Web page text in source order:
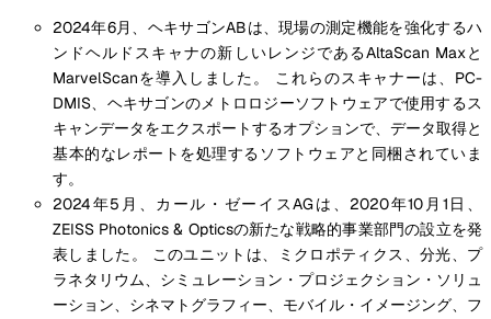
2024年6月、ヘキサゴンABは、現場の測定機能を強化するハ
ンドヘルドスキャナの新しいレンジであるAltaScan Maxと
MarvelScanを導入しました。 これらのスキャナーは、PC-
DMIS、ヘキサゴンのメトロロジーソフトウェアで使用するス
キャンデータをエクスポートするオプションで、データ取得と
基本的なレポートを処理するソフトウェアと同梱されていま
す。
2024年5月、カール・ゼーイスAGは、2020年10月1日、
ZEISS Photonics & Opticsの新たな戦略的事業部門の設立を発
表しました。 このユニットは、ミクロポティクス、分光、プ
ラネタリウム、シミュレーション・プロジェクション・ソリュ
ーション、シネマトグラフィー、モバイル・イメージング、フ